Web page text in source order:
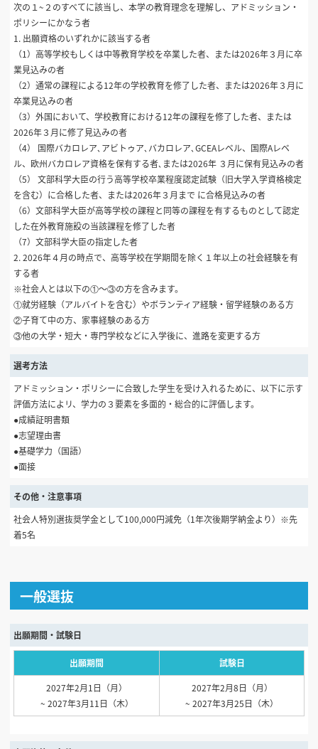
次の１~２のすべてに該当し、本学の教育理念を理解し、アドミッション・
ポリシーにかなう者
1. 出願資格のいずれかに該当する者
（1）高等学校もしくは中等教育学校を卒業した者、または2026年３月に卒
業見込みの者
（2）通常の課程による12年の学校教育を修了した者、または2026年３月に
卒業見込みの者
（3）外国において、学校教育における12年の課程を修了した者、または
2026年３月に修了見込みの者
（4） 国際バカロレア､アビトゥア､バカロレア､GCEAレベル、国際Aレベ
ル、欧州バカロレア資格を保有する者､または2026年 ３月に保有見込みの者
（5） 文部科学大臣の行う高等学校卒業程度認定試験（旧大学入学資格検定
を含む）に合格した者、または2026年３月まで に合格見込みの者
（6）文部科学大臣が高等学校の課程と同等の課程を有するものとして認定
した在外教育施設の当該課程を修了した者
（7）文部科学大臣の指定した者
2. 2026年４月の時点で、高等学校在学期間を除く１年以上の社会経験を有
する者
※社会人とは以下の①〜③の方を含みます。
①就労経験（アルバイトを含む）やボランティア経験・留学経験のある方
②子育て中の方、家事経験のある方
③他の大学・短大・専門学校などに入学後に、進路を変更する方
選考方法
アドミッション・ポリシーに合致した学生を受け入れるために、以下に示す
評価方法によリ、学力の３要素を多面的・総合的に評価します。
●成績証明書類
●志望理由書
●基礎学力（国語）
●面接
その他・注意事項
社会人特別選抜奨学金として100,000円減免（1年次後期学納金より）※先
着5名
一般選抜
出願期間・試験日
出願期間 試験日
2027年2月1日（月）
~ 2027年3月11日（木）
2027年2月8日（月）
~ 2027年3月25日（木）